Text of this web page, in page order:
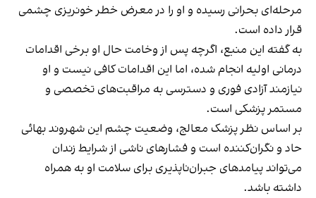
مرحله‌ای بحرانی رسیده و او را در معرض خطر خونریزی چشمی
قرار داده است.
به گفته این منبع، اگرچه پس از وخامت حال او برخی اقدامات
درمانی اولیه انجام شده، اما این اقدامات کافی نیست و او
نیازمند آزادی فوری و دسترسی به مراقبت‌های تخصصی و
مستمر پزشکی است.
بر اساس نظر پزشک معالج، وضعیت چشم این شهروند بهائی
حاد و نگران‌کننده است و فشارهای ناشی از شرایط زندان
می‌تواند پیامدهای جبران‌ناپذیری برای سلامت او به همراه
داشته باشد.